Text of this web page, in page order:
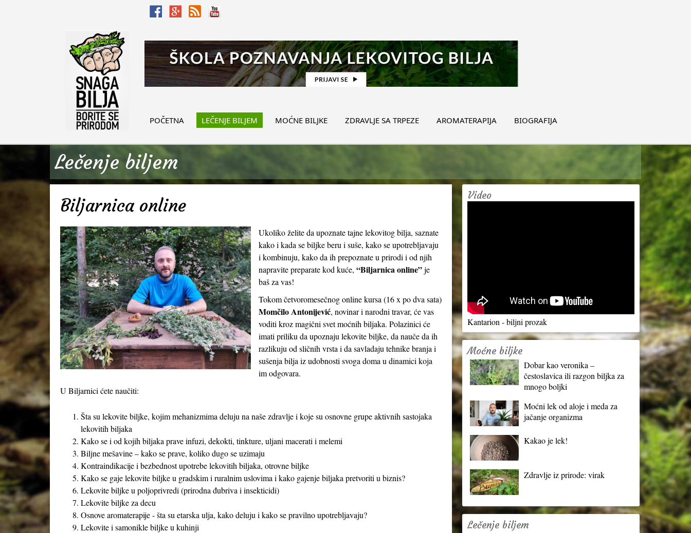
POČETNA LEČENJE BILJEM MOĆNE BILJKE ZDRAVLJE SA TRPEZE AROMATERAPIJA BIOGRAFIJA
Lečenje biljem
Biljarnica online
Ukoliko želite da upoznate tajne lekovitog bilja, saznate
kako i kada se biljke beru i suše, kako se upotrebljavaju
i kombinuju, kako da ih prepoznate u prirodi i od njih
napravite preparate kod kuće, “Biljarnica online”je
baš za vas!
Tokom četvoromesečnog online kursa (16 x po dva sata)
Momčilo Antonijević, novinar i narodni travar, će vas
voditi kroz magični svet moćnih biljaka. Polazinici će
imati priliku da upoznaju lekovite biljke, da nauče da ih
razlikuju od sličnih vrsta i da savladaju tehnike branja i
sušenja bilja iz udobnosti svoga doma u dinamici koja
im odgovara.
U Biljarnici ćete naučiti:
Šta su lekovite biljke, kojim mehanizmima deluju na naše zdravlje i koje su osnovne grupe aktivnih sastojaka
lekovitih biljaka
Kako se i od kojih biljaka prave infuzi, dekokti, tinkture, uljani macerati i melemi
Biljne mešavine – kako se prave, koliko dugo se uzimaju
Kontraindikacije i bezbednost upotrebe lekovitih biljaka, otrovne biljke
Kako se gaje lekovite biljke u gradskim i ruralnim uslovima i kako gajenje biljaka pretvoriti u biznis?
Lekovite biljke u poljoprivredi (prirodna đubriva i insekticidi)
Lekovite biljke za decu
Osnove aromaterapije - šta su etarska ulja, kako deluju i kako se pravilno upotrebljavaju?
Lekovite i samonikle biljke u kuhinji
Video
Kantarion - biljni prozak
Moćne biljke
Dobar kao veronika –
čestoslavica ili razgon biljka za
mnogo boljki
Moćni lek od aloje i meda za
jačanje organizma
Kakao je lek!
Zdravlje iz prirode: virak
Lečenje biljem